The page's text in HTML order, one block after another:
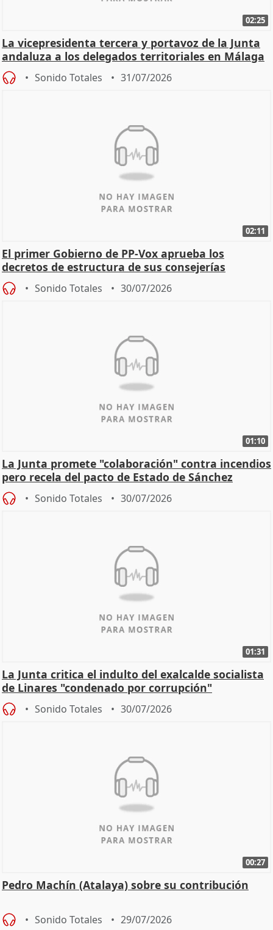
02:25
La vicepresidenta tercera y portavoz de la Junta
andaluza a los delegados territoriales en Málaga
Sonido Totales 31/07/2026
02:11
El primer Gobierno de PP-Vox aprueba los
decretos de estructura de sus consejerías
Sonido Totales 30/07/2026
01:10
La Junta promete "colaboración" contra incendios
pero recela del pacto de Estado de Sánchez
Sonido Totales 30/07/2026
01:31
La Junta critica el indulto del exalcalde socialista
de Linares "condenado por corrupción"
Sonido Totales 30/07/2026
00:27
Pedro Machín (Atalaya) sobre su contribución
Sonido Totales 29/07/2026